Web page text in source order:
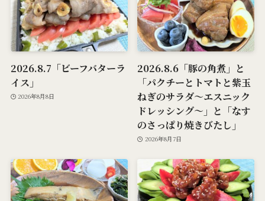
2026.8.7「ビーフバターラ
イス」
2026年8月8日
2026.8.6「豚の角煮」と
「パクチーとトマトと紫玉
ねぎのサラダ～エスニック
ドレッシング～」と「なす
のさっぱり焼きびたし」
2026年8月7日